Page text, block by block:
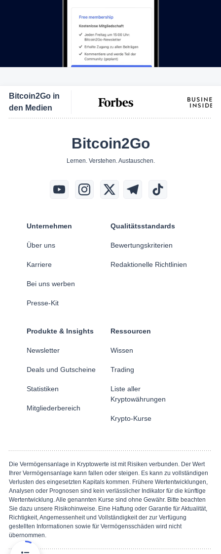
Bitcoin2Go in
den Medien
Bitcoin2Go
Lernen. Verstehen. Austauschen.
Unternehmen
Über uns
Karriere
Bei uns werben
Presse-Kit
Qualitätsstandards
Bewertungskriterien
Redaktionelle Richtlinien
Produkte & Insights
Newsletter
Deals und Gutscheine
Statistiken
Mitgliederbereich
Ressourcen
Wissen
Trading
Liste aller
Kryptowährungen
Krypto-Kurse
Die Vermögensanlage in Kryptowerte ist mit Risiken verbunden. Der Wert
Ihrer Vermögensanlage kann fallen oder steigen. Es kann zu vollständigen
Verlusten des eingesetzten Kapitals kommen. Frühere Wertentwicklungen,
Analysen oder Prognosen sind kein verlässlicher Indikator für die künftige
Wertentwicklung. Alle genannten Kurse sind ohne Gewähr. Bitte beachten
Sie dazu unsere Risikohinweise. Eine Haftung oder Garantie für Aktualität,
Richtigkeit, Angemessenheit und Vollständigkeit der zur Verfügung
gestellten Informationen sowie für Vermögensschäden wird nicht
übernommen.